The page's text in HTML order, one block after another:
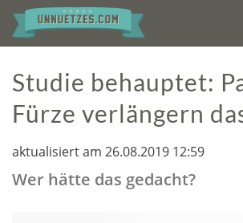
Studie behauptet:
Fürze verlängern
aktualisiert am 26.08.2019 12:59
Wer hätte das gedacht?